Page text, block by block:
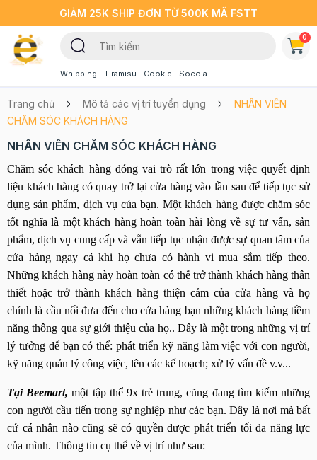
GIẢM 25K SHIP ĐƠN TỪ 500K MÃ FSTT
Whipping Tiramisu Cookie Socola
0
Trang chủ Mô tả các vị trí tuyển dụng
NHÂN VIÊN
CHĂM SÓC KHÁCH HÀNG
NHÂN VIÊN CHĂM SÓC KHÁCH HÀNG
Chăm sóc khách hàng đóng vai trò rất lớn trong việc quyết định
liệu khách hàng có quay trở lại cửa hàng vào lần sau để tiếp tục sử
dụng sản phẩm, dịch vụ của bạn. Một khách hàng được chăm sóc
tốt nghĩa là một khách hàng hoàn toàn hài lòng về sự tư vấn, sản
phẩm, dịch vụ cung cấp và vẫn tiếp tục nhận được sự quan tâm của
cửa hàng ngay cả khi họ chưa có hành vi mua sắm tiếp theo.
Những khách hàng này hoàn toàn có thể trở thành khách hàng thân
thiết hoặc trở thành khách hàng thiện cảm của cửa hàng và họ
chính là cầu nối đưa đến cho cửa hàng bạn những khách hàng tiềm
năng thông qua sự giới thiệu của họ.. Đây là một trong những vị trí
lý tưởng để bạn có thể: phát triển kỹ năng làm việc với con người,
kỹ năng quản lý công việc, lên các kế hoạch; xử lý vấn đề v.v...
Tại Beemart, một tập thể 9x trẻ trung, cũng đang tìm kiếm những
con người cầu tiến trong sự nghiệp như các bạn. Đây là nơi mà bất
cứ cá nhân nào cũng sẽ có quyền được phát triển tối đa năng lực
của mình. Thông tin cụ thể về vị trí như sau: